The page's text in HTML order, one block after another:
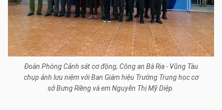
Đoàn Phòng Cảnh sát cơ động, Công an Bà Rịa - Vũng Tàu
chụp ảnh lưu niệm với Ban Giám hiệu Trường Trung học cơ
sở Bưng Riềng và em Nguyễn Thị Mỹ Diệp.